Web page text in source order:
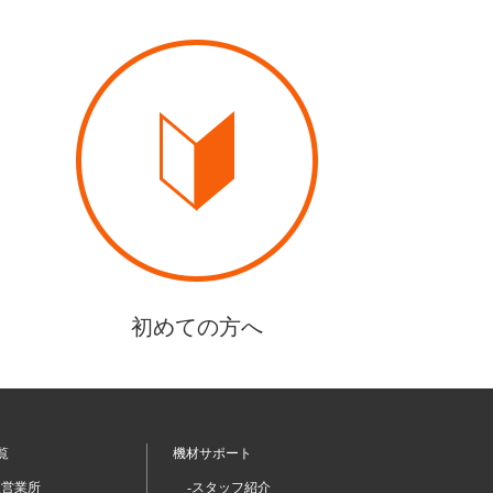
初めての方へ
業所
機材サポート
-スタッフ紹介